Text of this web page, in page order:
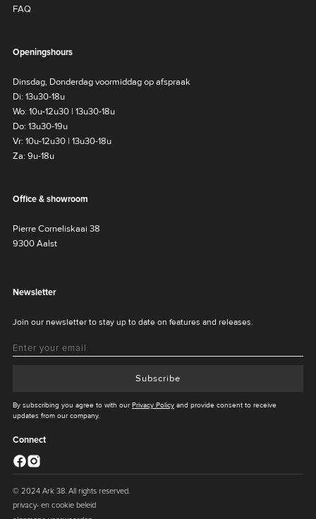
FAQ
Openingshours
Dinsdag, Donderdag voormiddag op afspraak
Di: 13u30-18u
Wo: 10u-12u30 | 13u30-18u
Do: 13u30-19u
Vr: 10u-12u30 | 13u30-18u
Za: 9u-18u
Office & showroom
Pierre Corneliskaai 38
9300 Aalst
Newsletter
Join our newsletter to stay up to date on features and releases.
Subscribe
By subscribing you agree to with our Privacy Policyand provide consent to receive
updates from our company.
Connect
© 2024 Ark 38. All rights reserved.
privacy- en cookie beleid